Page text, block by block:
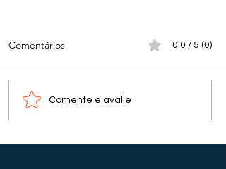
Comentários 0.0 / 5 (0)
Comente e avalie